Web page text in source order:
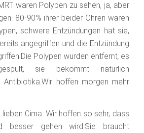
waren Polypen zu sehen, ja, aber
80-90% ihrer beider Ohren waren
schwere Entzündungen hat sie,
angegriffen und die Entzündung
Polypen wurden entfernt, es
sie bekommt natürlich
Antibiotika.Wir hoffen morgen mehr
Cima. Wir hoffen so sehr, dass
gehen wird.Sie braucht